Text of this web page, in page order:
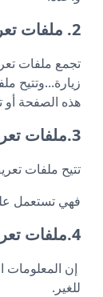
2. ملفات تعريف الارتباط لقياس عدد زوار الموقع
تجمع ملفات
زيارة...وتتيح
هذه الصفحة أو
3.ملفات تعريف الارتباط لتحسين تجربة الزبون
تتيح ملفات
فهي تستعمل
4.ملفات تعريف الارتباط الإشهارية
إن المعلومات
للغير.